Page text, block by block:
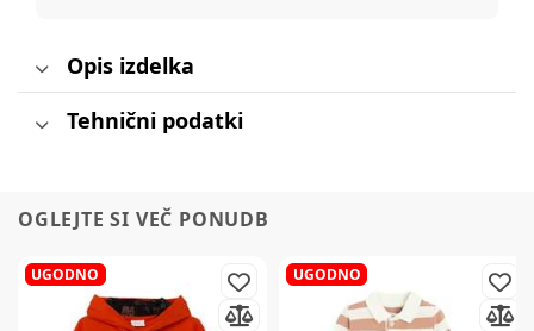
Opis izdelka
Tehnični podatki
OGLEJTE SI VEČ PONUDB
UGODNO UGODNO